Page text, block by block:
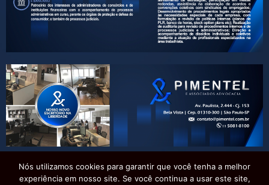
Nós utilizamos cookies para garantir que você tenha a melhor
experiência em nosso site. Se você continua a usar este site,